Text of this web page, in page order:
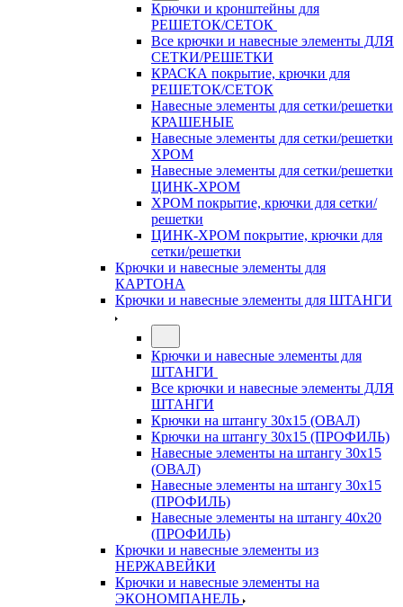
Крючки и кронштейны для
РЕШЕТОК/СЕТОК
Все крючки и навесные элементы ДЛЯ
СЕТКИ/РЕШЕТКИ
КРАСКА покрытие, крючки для
РЕШЕТОК/СЕТОК
Навесные элементы для сетки/решетки
КРАШЕНЫЕ
Навесные элементы для сетки/решетки
ХРОМ
Навесные элементы для сетки/решетки
ЦИНК-ХРОМ
ХРОМ покрытие, крючки для сетки/
решетки
ЦИНК-ХРОМ покрытие, крючки для
сетки/решетки
Крючки и навесные элементы для
КАРТОНА
Крючки и навесные элементы для ШТАНГИ
Крючки и навесные элементы для
ШТАНГИ
Все крючки и навесные элементы ДЛЯ
ШТАНГИ
Крючки на штангу 30х15 (ОВАЛ)
Крючки на штангу 30х15 (ПРОФИЛЬ)
Навесные элементы на штангу 30х15
(ОВАЛ)
Навесные элементы на штангу 30х15
(ПРОФИЛЬ)
Навесные элементы на штангу 40х20
(ПРОФИЛЬ)
Крючки и навесные элементы из
НЕРЖАВЕЙКИ
Крючки и навесные элементы на
ЭКОНОМПАНЕЛЬ